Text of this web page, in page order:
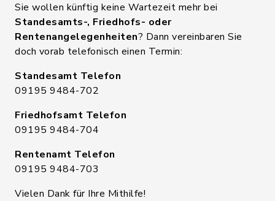
Sie wollen künftig keine Wartezeit mehr bei
Standesamts-, Friedhofs- oder
Rentenangelegenheiten? Dann vereinbaren Sie
doch vorab telefonisch einen Termin:
Standesamt Telefon
09195 9484-702
Friedhofsamt Telefon
09195 9484-704
Rentenamt Telefon
09195 9484-703
Vielen Dank für Ihre Mithilfe!